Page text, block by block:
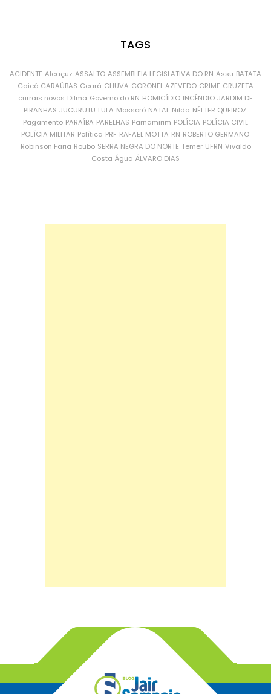
TAGS
ACIDENTE Alcaçuz ASSALTO ASSEMBLEIA LEGISLATIVA DO RN Assu BATATA
Caicó CARAÚBAS Ceará CHUVA CORONEL AZEVEDO CRIME CRUZETA
currais novos Dilma Governo do RN HOMICÍDIO INCÊNDIO JARDIM DE
PIRANHAS JUCURUTU LULA Mossoró NATAL Nilda NÉLTER QUEIROZ
Pagamento PARAÍBA PARELHAS Parnamirim POLÍCIA POLÍCIA CIVIL
POLÍCIA MILITAR Política PRF RAFAEL MOTTA RN ROBERTO GERMANO
Robinson Faria Roubo SERRA NEGRA DO NORTE Temer UFRN Vivaldo
Costa Água ÁLVARO DIAS